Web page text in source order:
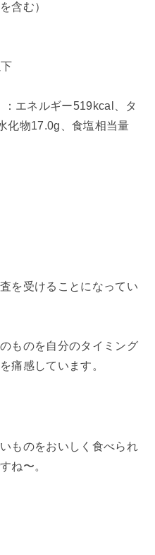
含む）
：エネルギー519kcal、タ
化物17.0g、食塩相当量
を受けることになってい
ものを自分のタイミング
痛感しています。
ものをおいしく食べられ
ね〜。